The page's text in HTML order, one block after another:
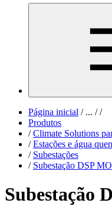
Página inicial /... / /
Produtos
/ Climate Solutions
/ Estações e água
/ Subestações
/ Subestação DSP
Subestação